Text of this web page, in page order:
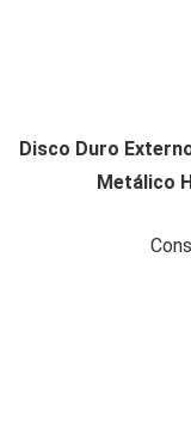
Disco Duro
Metálico